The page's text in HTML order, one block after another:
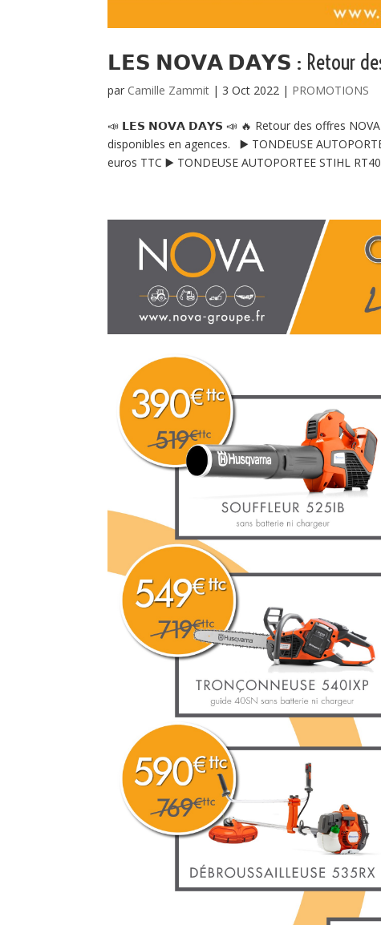
𝗟𝗘𝗦 𝗡𝗢𝗩𝗔 𝗗𝗔𝗬𝗦 : Retour des
par Camille Zammit | 3 Oct 2022 | PROMOTIONS
📣 𝗟𝗘𝗦 𝗡𝗢𝗩𝗔 𝗗𝗔𝗬𝗦 📣 🔥 Retour des offres NOVA
disponibles en agences. ▶️ TONDEUSE
euros TTC ▶️ TONDEUSE AUTOPORTEE STIHL